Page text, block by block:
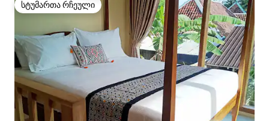
სტუმართა რჩეული
სტუმართა რჩეული